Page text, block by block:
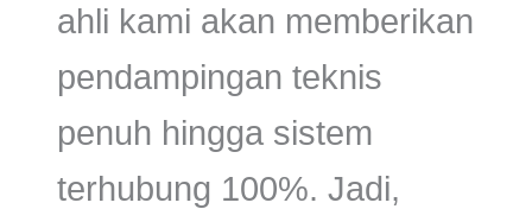
ahli kami akan memberikan
pendampingan teknis
penuh hingga sistem
terhubung 100%. Jadi,